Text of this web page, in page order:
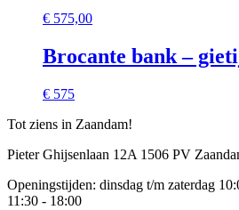
€ 575,00
Brocante bank –
€ 575
Tot ziens in Zaandam!
Pieter Ghijsenlaan 12A 1506 PV
Openingstijden: dinsdag t/m zaterdag
11:30 - 18:00